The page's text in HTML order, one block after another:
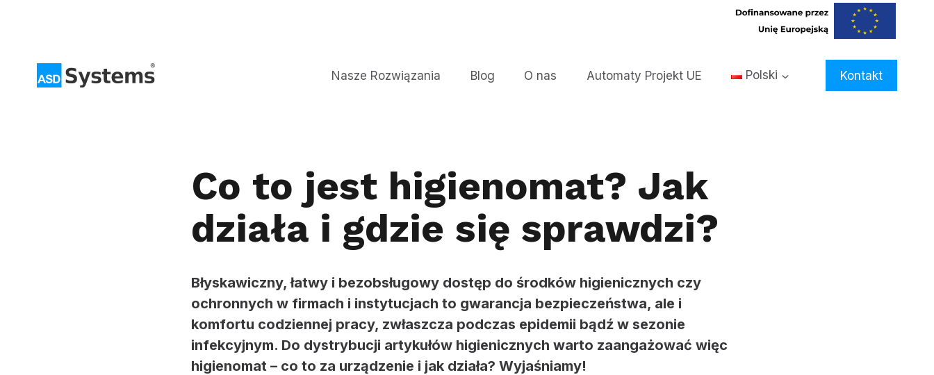
Nasze Rozwiązania Blog O nas Automaty Projekt UE Polski Kontakt
Co to jest higienomat? Jak
działa i gdzie się sprawdzi?
Błyskawiczny, łatwy i bezobsługowy dostęp do środków higienicznych czy
ochronnych w firmach i instytucjach to gwarancja bezpieczeństwa, ale i
komfortu codziennej pracy, zwłaszcza podczas epidemii bądź w sezonie
infekcyjnym. Do dystrybucji artykułów higienicznych warto zaangażować więc
higienomat – co to za urządzenie i jak działa? Wyjaśniamy!